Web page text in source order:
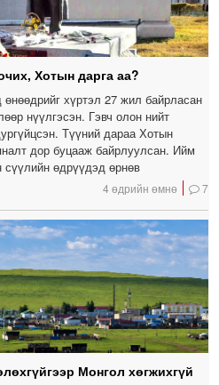
Хотын дарга аа?
хүртэл 27 жил байрласан
нүүлгэсэн. Гэвч олон нийт
Түүний дараа Хотын
дор буцааж байрлуулсан. Ийм
сүүлийн өдрүүдэд өрнөв
4 өдрийн өмнө 7
Монгол хөгжихгүй